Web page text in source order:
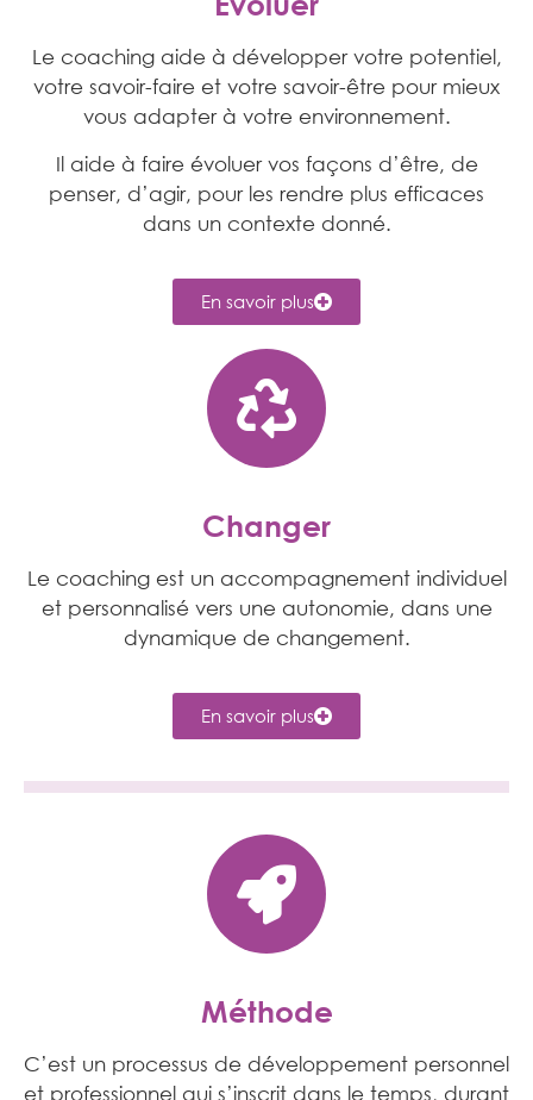
Le coaching aide à développer votre potentiel,
votre savoir-faire et votre savoir-être pour mieux
vous adapter à votre environnement.
Il aide à faire évoluer vos façons d’être, de
penser, d’agir, pour les rendre plus efficaces
dans un contexte donné.
En savoir plus
Changer
Le coaching est un accompagnement individuel
et personnalisé vers une autonomie, dans une
dynamique de changement.
En savoir plus
Méthode
C’est un processus de développement personnel
et professionnel qui s’inscrit dans le temps, durant